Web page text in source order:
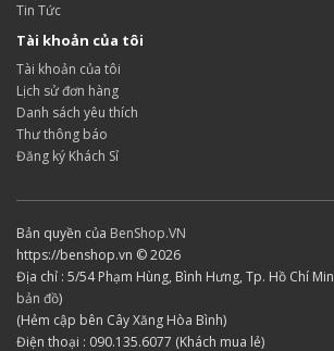
Tin Tức
Tài khoản của tôi
Tài khoản của tôi
Lịch sử đơn hàng
Danh sách yêu thích
Thư thông báo
Đăng ký Khách Sỉ
Bản quyền của BenShop.VN
https://benshop.vn © 2026
Địa chỉ : 5/54 Phạm Hùng, Bình Hưng, Tp. Hồ Chí
bản đồ)
(Hẻm cập bên Cây Xăng Hòa Bình)
Điện thoại : 090.135.6077 (Khách mua lẻ)